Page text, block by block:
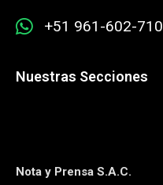
+51 961-602-710
Nuestras Secciones
Nota y Prensa S.A.C.